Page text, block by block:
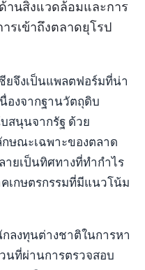
านสิ่งแวดล้อมและการ
รเข้าถึงตลาดยุโรป
ยจึงเป็นแพลตฟอร์มที่น่า
องจากฐานวัตถุดิบ
สนุนจากรัฐ ด้วย
ษณะเฉพาะของตลาด
ายเป็นทิศทางที่ทำกำไร
เกษตรกรรมที่มีแนวโน้ม
ลงทุนต่างชาติในการหา
ที่ผ่านการตรวจสอบ